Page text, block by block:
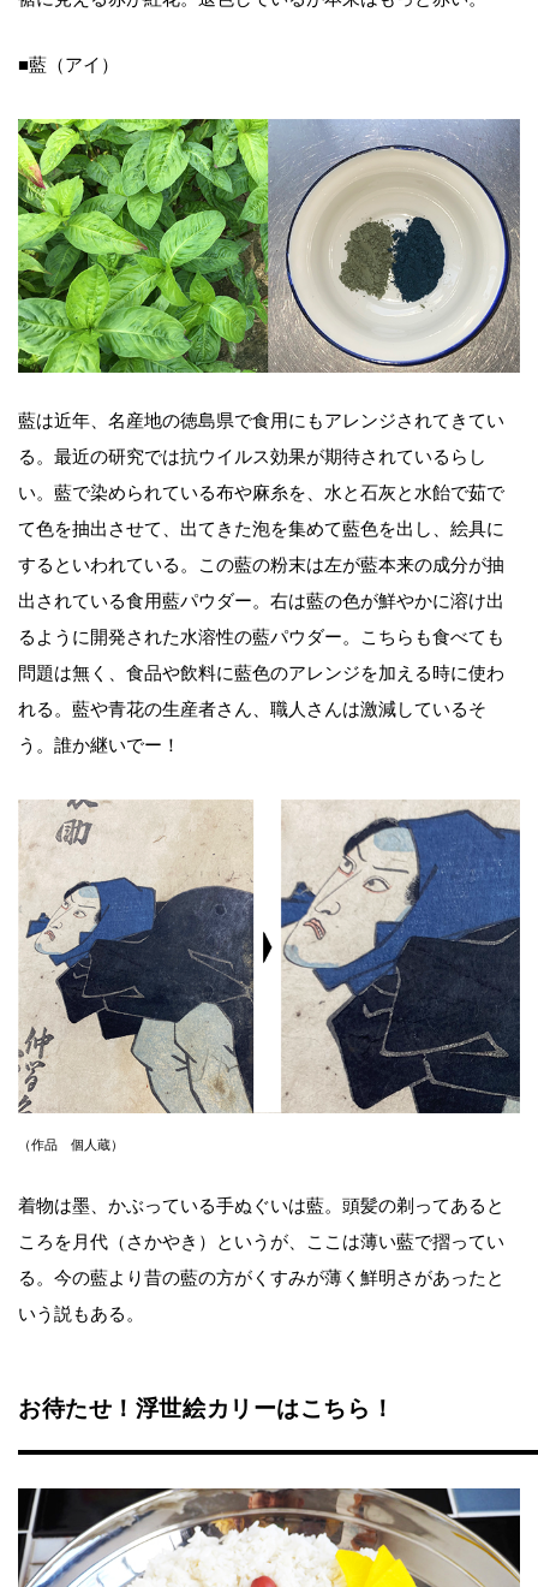
■藍（アイ）
藍は近年、名産地の徳島県で食用にもアレンジされてきてい
る。最近の研究では抗ウイルス効果が期待されているらし
い。藍で染められている布や麻糸を、水と石灰と水飴で茹で
て色を抽出させて、出てきた泡を集めて藍色を出し、絵具に
するといわれている。この藍の粉末は左が藍本来の成分が抽
出されている食用藍パウダー。右は藍の色が鮮やかに溶け出
るように開発された水溶性の藍パウダー。こちらも食べても
問題は無く、食品や飲料に藍色のアレンジを加える時に使わ
れる。藍や青花の生産者さん、職人さんは激減しているそ
う。誰か継いでー！
（作品 個人蔵）
着物は墨、かぶっている手ぬぐいは藍。頭髪の剃ってあると
ころを月代（さかやき）というが、ここは薄い藍で摺ってい
る。今の藍より昔の藍の方がくすみが薄く鮮明さがあったと
いう説もある。
お待たせ！浮世絵カリーはこちら！